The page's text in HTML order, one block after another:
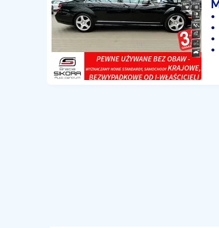
Sprzęt wodny 60
Pozostałe 1066